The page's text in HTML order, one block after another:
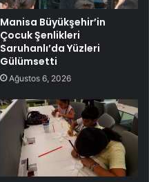
Manisa Büyükşehir’in
Çocuk Şenlikleri
Saruhanlı’da Yüzleri
Gülümsetti
Ağustos 6, 2026